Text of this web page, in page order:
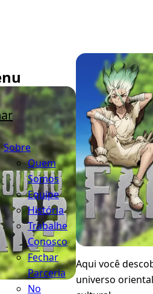
Sobre
Quem
Somos
Equipe
História
Trabalhe
Conosco
Fechar
Parceria
No
Aqui você
universo